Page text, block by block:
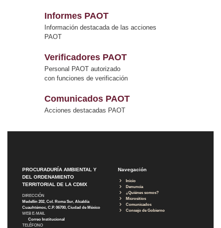
Informes PAOT
Información destacada de las acciones
PAOT
Verificadores PAOT
Personal PAOT autorizado
con funciones de verificación
Comunicados PAOT
Acciones destacadas PAOT
PROCURADURÍA AMBIENTAL Y
DEL ORDENAMIENTO
TERRITORIAL DE LA CDMX
DIRECCIÓN
Medellín 202, Col. Roma Sur, Alcaldía
Cuauhtémoc, C.P. 06700, Ciudad de México
WEB E-MAIL
Correo Institucional
TELÉFONO
Navegación
Inicio
Denuncia
¿Quiénes somos?
Micrositios
Comunicados
Consejo de Gobierno